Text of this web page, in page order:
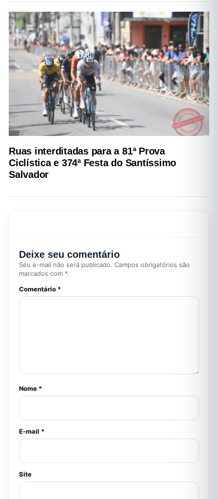
Ruas interditadas para a 81ª Prova
Ciclística e 374ª Festa do Santíssimo
Salvador
Deixe seu comentário
Seu e-mail não será publicado. Campos obrigatórios são
marcados com *.
Comentário *
Nome *
E-mail *
Site